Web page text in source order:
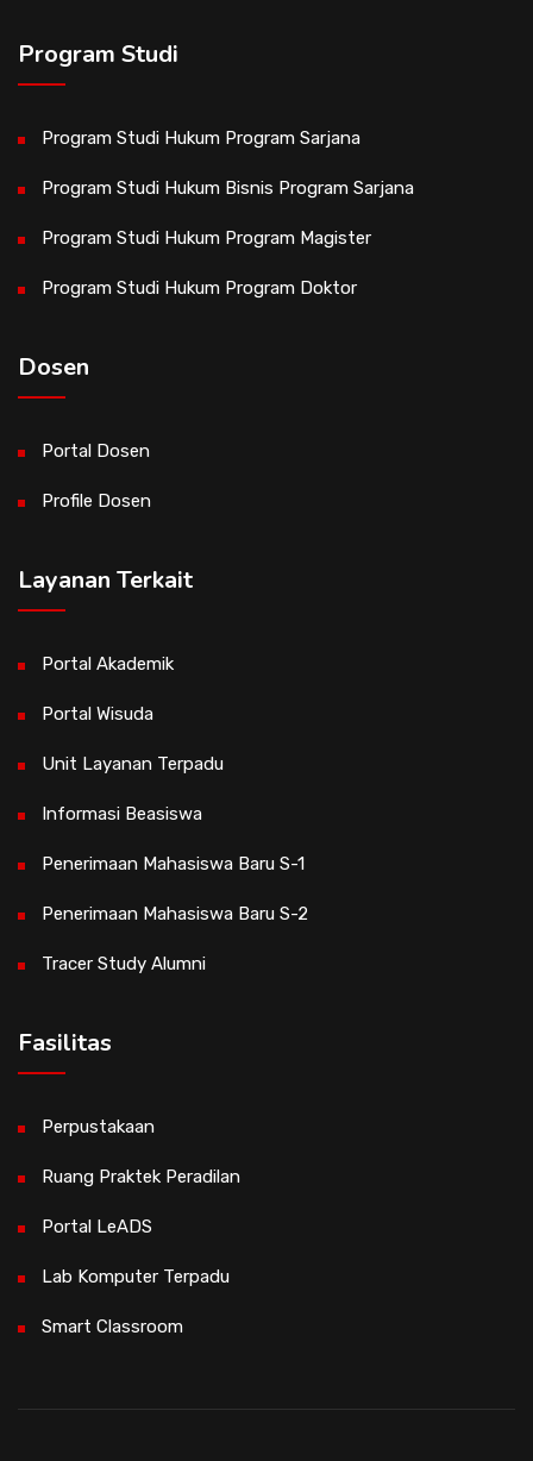
Program Studi
Program Studi Hukum Program Sarjana
Program Studi Hukum Bisnis Program Sarjana
Program Studi Hukum Program Magister
Program Studi Hukum Program Doktor
Dosen
Portal Dosen
Profile Dosen
Layanan Terkait
Portal Akademik
Portal Wisuda
Unit Layanan Terpadu
Informasi Beasiswa
Penerimaan Mahasiswa Baru S-1
Penerimaan Mahasiswa Baru S-2
Tracer Study Alumni
Fasilitas
Perpustakaan
Ruang Praktek Peradilan
Portal LeADS
Lab Komputer Terpadu
Smart Classroom